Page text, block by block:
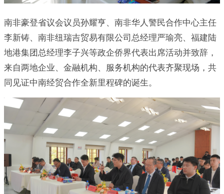
南非豪登省议会议员孙耀亨、南非华人警民合作中心主任
李新铸、南非纽瑞吉贸易有限公司总经理严瑜亮、福建陆
地港集团总经理李子兴等政企侨界代表出席活动并致辞，
来自两地企业、金融机构、服务机构的代表齐聚现场，共
同见证中南经贸合作全新里程碑的诞生。